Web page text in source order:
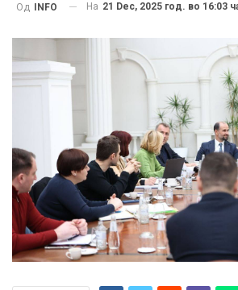
Од INFO На 21 Dec, 2025 год. во 16:03